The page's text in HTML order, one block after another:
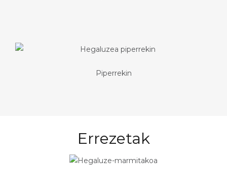
Piperrekin
Errezetak